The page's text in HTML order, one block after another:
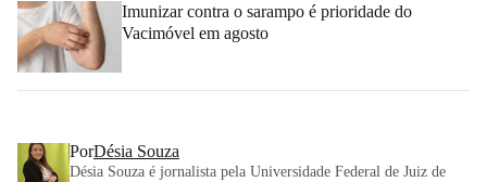
Imunizar contra o sarampo é prioridade do
Vacimóvel em agosto
PorDésia Souza
Désia Souza é jornalista pela Universidade Federal de Juiz de